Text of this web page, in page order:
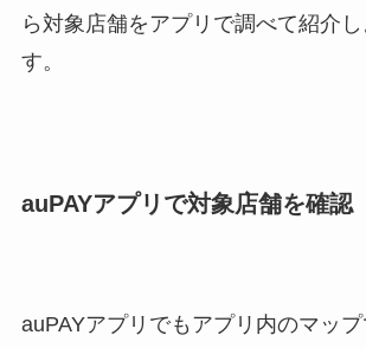
ら対象店舗をアプリで調べて紹介
す。
auPAYアプリで対象店舗を確認
auPAYアプリでもアプリ内のマッ